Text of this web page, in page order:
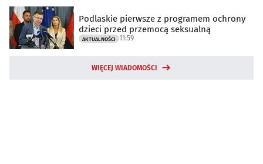
Podlaskie pierwsze z programem ochrony
dzieci przed przemocą seksualną
AKTUALNOŚCI 11:59
WIĘCEJ WIADOMOŚCI